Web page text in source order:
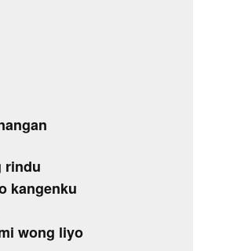
rindu
kangenku
wong liyo